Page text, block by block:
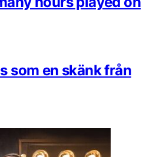
som en skänk från